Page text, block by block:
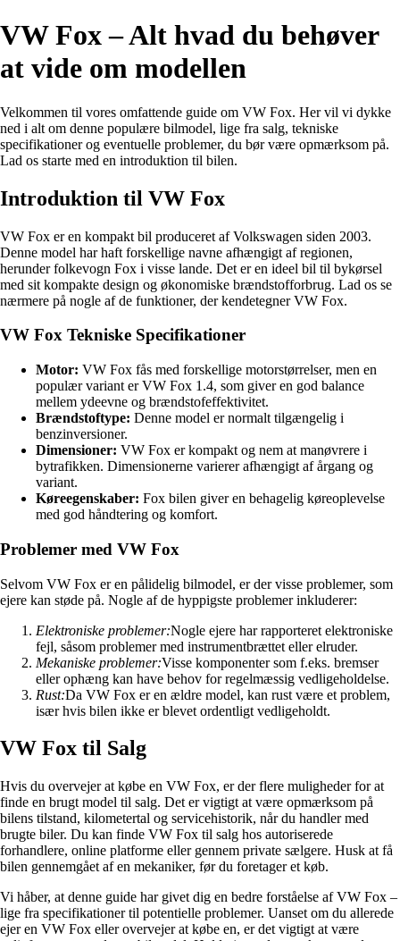
VW Fox – Alt hvad du behøver
at vide om modellen
Velkommen til vores omfattende guide om VW Fox. Her vil vi dykke
ned i alt om denne populære bilmodel, lige fra salg, tekniske
specifikationer og eventuelle problemer, du bør være opmærksom på.
Lad os starte med en introduktion til bilen.
Introduktion til VW Fox
VW Fox er en kompakt bil produceret af Volkswagen siden 2003.
Denne model har haft forskellige navne afhængigt af regionen,
herunder folkevogn Fox i visse lande. Det er en ideel bil til bykørsel
med sit kompakte design og økonomiske brændstofforbrug. Lad os se
nærmere på nogle af de funktioner, der kendetegner VW Fox.
VW Fox Tekniske Specifikationer
Motor: VW Fox fås med forskellige motorstørrelser, men en
populær variant er VW Fox 1.4, som giver en god balance
mellem ydeevne og brændstofeffektivitet.
Brændstoftype: Denne model er normalt tilgængelig i
benzinversioner.
Dimensioner: VW Fox er kompakt og nem at manøvrere i
bytrafikken. Dimensionerne varierer afhængigt af årgang og
variant.
Køreegenskaber: Fox bilen giver en behagelig køreoplevelse
med god håndtering og komfort.
Problemer med VW Fox
Selvom VW Fox er en pålidelig bilmodel, er der visse problemer, som
ejere kan støde på. Nogle af de hyppigste problemer inkluderer:
Elektroniske problemer:Nogle ejere har rapporteret elektroniske
fejl, såsom problemer med instrumentbrættet eller elruder.
Mekaniske problemer:Visse komponenter som f.eks. bremser
eller ophæng kan have behov for regelmæssig vedligeholdelse.
Rust:Da VW Fox er en ældre model, kan rust være et problem,
især hvis bilen ikke er blevet ordentligt vedligeholdt.
VW Fox til Salg
Hvis du overvejer at købe en VW Fox, er der flere muligheder for at
finde en brugt model til salg. Det er vigtigt at være opmærksom på
bilens tilstand, kilometertal og servicehistorik, når du handler med
brugte biler. Du kan finde VW Fox til salg hos autoriserede
forhandlere, online platforme eller gennem private sælgere. Husk at få
bilen gennemgået af en mekaniker, før du foretager et køb.
Vi håber, at denne guide har givet dig en bedre forståelse af VW Fox –
lige fra specifikationer til potentielle problemer. Uanset om du allerede
ejer en VW Fox eller overvejer at købe en, er det vigtigt at være